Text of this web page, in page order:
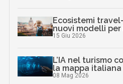
Ecosistemi
nuovi modelli
15 Giu 2026
L’IA nel turismo
la mappa
08 Mag 2026